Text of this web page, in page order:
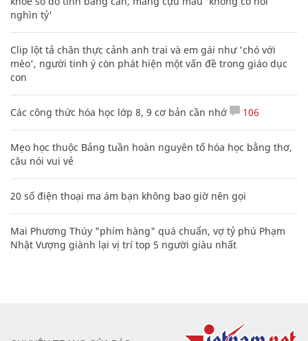
nghìn tỷ'
Clip lột tả chân thực cảnh anh trai và em gái như 'chó với
mèo', người tinh ý còn phát hiện một vấn đề trong giáo dục
con
Các công thức hóa học lớp 8, 9 cơ bản cần nhớ 106
Mẹo học thuộc Bảng tuần hoàn nguyên tố hóa học bằng thơ,
câu nói vui vẻ
20 số điện thoại ma ám bạn không bao giờ nên gọi
Mai Phương Thúy "phím hàng" quá chuẩn, vợ tỷ phú Phạm
Nhật Vượng giành lại vị trí top 5 người giàu nhất